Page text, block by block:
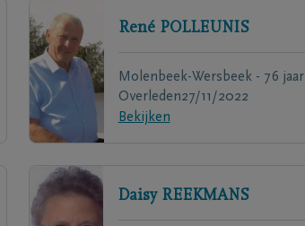
René POLLEUNIS
Molenbeek-Wersbeek - 76 jaar
Overleden27/11/2022
Bekijken
Daisy REEKMANS